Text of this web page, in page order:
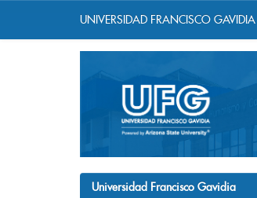
UNIVERSIDAD FRANCISCO GAVIDIA
Universidad Francisco Gavidia